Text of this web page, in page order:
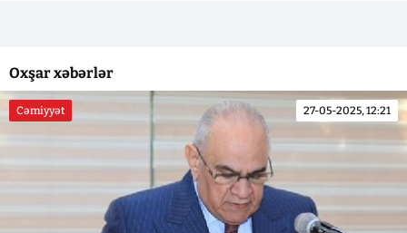
Oxşar xəbərlər
Cəmiyyət 27-05-2025, 12:21